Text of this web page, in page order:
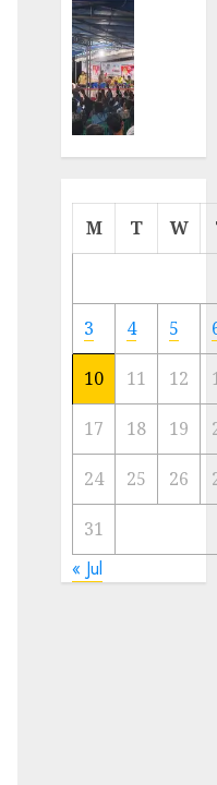
Cermin
Ibu
Kota
23/11/
M T W
3 4 5
10 11 12
17 18 19
24 25 26
31
« Jul